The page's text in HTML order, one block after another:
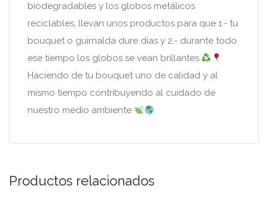
biodegradables y los globos metálicos
reciclables, llevan unos productos para que 1.- tu
bouquet o guirnalda dure días y 2.- durante todo
ese tiempo los globos se vean brillantes.
Haciendo de tu bouquet uno de calidad y al
mismo tiempo contribuyendo al cuidado de
nuestro medio ambiente
Productos relacionados